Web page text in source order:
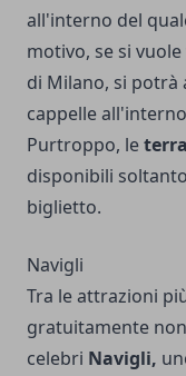
all'interno del
motivo, se si
di Milano, si potrà
cappelle
Purtroppo, le
disponibili
biglietto.
Navigli
Tra le attrazioni
gratuitamente
celebri Navigli,